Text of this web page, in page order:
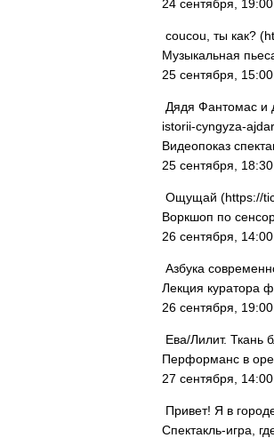
24 сентября, 19:00
coucou, ты как?
Музыкальная
25 сентября, 15:00
Дядя Фантомас и
istorii-cyngyza-
Видеопоказ
25 сентября, 18:30
Ощущай (https://
Воркшоп по
26 сентября, 14:00
Азбука
Лекция куратора
26 сентября, 19:00
Ева/Лилит. Ткань
Перформанс в
27 сентября, 14:00
Привет! Я в
Спектакль-игра,